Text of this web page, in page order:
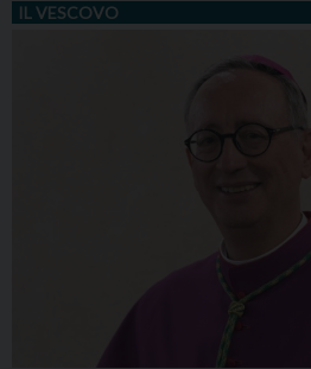
IL VESCOVO